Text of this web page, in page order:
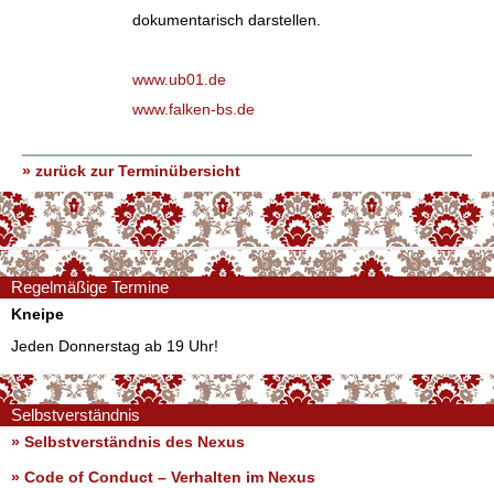
dokumentarisch darstellen.
www.ub01.de
www.falken-bs.de
» zurück zur Terminübersicht
Regelmäßige Termine
Kneipe
Jeden Donnerstag ab 19 Uhr!
Selbstverständnis
» Selbstverständnis des Nexus
» Code of Conduct – Verhalten im Nexus